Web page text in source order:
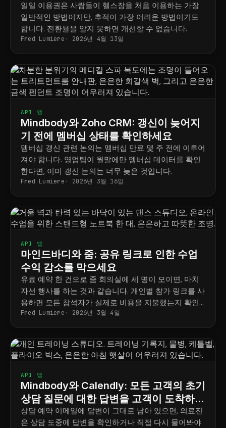
나 될까요?
일일 이용권은 사람들이 헬스장을 처음 이용하는 가장
일반적인 방법이지만, 추적이 가장 어려운 방법이기도
합니다. 전환율을 알지 못하면 개선할 수 없습니다.
Fred Lumiere 2026년 4월 13일
API 앱
Mindbody와 Zoho CRM: 갱신이 늦어지
기 전에 멤버십 상태를 확인하세요
멤버십 갱신 관련 논의는 멤버십 만료 몇 주 전에 이루어
져야 합니다. 영업팀이 월말에만 멤버십 데이터를 확인
한다면, 이미 갱신 논의는 너무 늦은 것입니다.
Fred Lumiere 2026년 3월 16일
API 앱
마인드바디와 줌: 공유 링크로 인한 수업
수익 감소를 막으세요
유료 예약 한 건으로 줌 회의실에 세 명이 모이면, 마치
자선 행사를 하는 것과 같습니다. 개인별 참가 링크를 사
용하면 모든 참석자가 실제로 비용을 지불했는지 확인
할 수 있습니다.
Fred Lumiere 2026년 3월 4일
API 앱
Mindbody와 Calendly: 모든 고객의 초기
상담 질문에 대한 답변을 고객이 도착하기
전에 미리 준비하세요
상담 예약 이메일에 답변이 그대로 남아 있으면, 의료진
은 상담 도중에 답변을 확인하거나 직접 다시 물어봐야